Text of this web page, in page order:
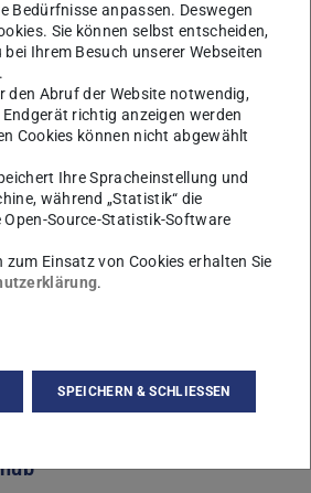
KONTAKT
Firmware-Patching-Framework
WiFi-Chips, mit dem eigene
werden können, um
mit Radotap-Headern
ermöglichen.
Bedürfnisse anpassen. Deswegen
Sie können selbst entscheiden,
Ihrem Besuch unserer Webseiten
den Abruf der Website notwendig,
richtig anzeigen werden
Cookies können nicht abgewählt
Ihre Spracheinstellung und
während „Statistik“ die
Source-Statistik-Software
Einsatz von Cookies erhalten Sie
.
SPEICHERN & SCHLIESSEN